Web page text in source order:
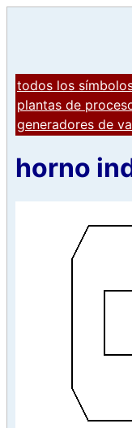
todos los
plantas de
generadores de
horno